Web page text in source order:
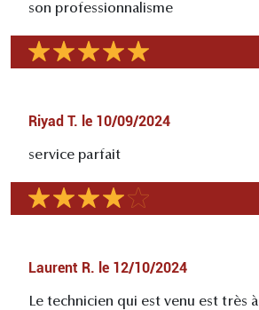
son professionnalisme
Riyad T. le 10/09/2024
service parfait
Laurent R. le 12/10/2024
Le technicien qui est venu est très à